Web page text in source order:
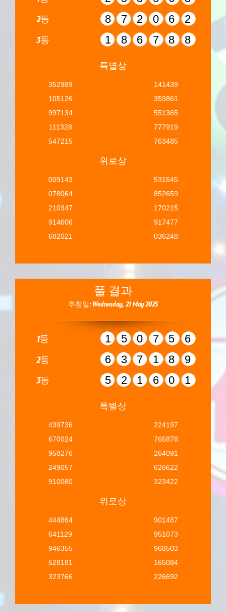
2등 872062
3등 186788
특별상
352989
105126
997134
111328
547215
141439
359861
551365
777919
763485
위로상
009143
078064
210347
914606
682021
531545
852659
170215
917477
036248
풀 결과
추첨일: Wednesday, 21 May 2025
1등 150756
2등 637189
3등 521601
특별상
439736
670024
958276
249057
910080
224197
765878
264091
626622
323422
위로상
444864
641129
946355
528181
323766
901487
951073
968503
165084
226692